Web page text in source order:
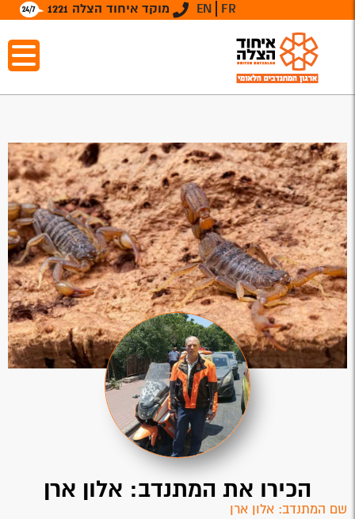
מוקד איחוד הצלה 1221 EN FR
הכירו את המתנדב: אלון ארן
שם המתנדב: אלון ארן